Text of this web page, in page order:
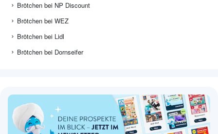
Brötchen bei NP Discount
Brötchen bei WEZ
Brötchen bei Lidl
Brötchen bei Dornseifer